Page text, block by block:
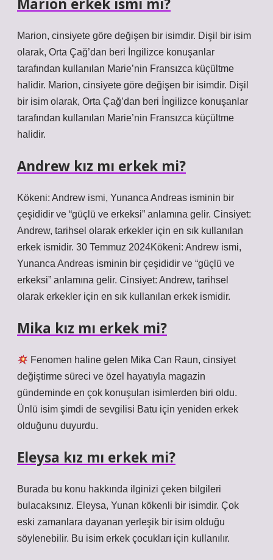
Marion erkek ismi mi?
Marion, cinsiyete göre değişen bir isimdir. Dişil bir isim
olarak, Orta Çağ’dan beri İngilizce konuşanlar
tarafından kullanılan Marie’nin Fransızca küçültme
halidir. Marion, cinsiyete göre değişen bir isimdir. Dişil
bir isim olarak, Orta Çağ’dan beri İngilizce konuşanlar
tarafından kullanılan Marie’nin Fransızca küçültme
halidir.
Andrew kız mı erkek mi?
Kökeni: Andrew ismi, Yunanca Andreas isminin bir
çeşididir ve “güçlü ve erkeksi” anlamına gelir. Cinsiyet:
Andrew, tarihsel olarak erkekler için en sık kullanılan
erkek ismidir. 30 Temmuz 2024Kökeni: Andrew ismi,
Yunanca Andreas isminin bir çeşididir ve “güçlü ve
erkeksi” anlamına gelir. Cinsiyet: Andrew, tarihsel
olarak erkekler için en sık kullanılan erkek ismidir.
Mika kız mı erkek mi?
Fenomen haline gelen Mika Can Raun, cinsiyet
değiştirme süreci ve özel hayatıyla magazin
gündeminde en çok konuşulan isimlerden biri oldu.
Ünlü isim şimdi de sevgilisi Batu için yeniden erkek
olduğunu duyurdu.
Eleysa kız mı erkek mi?
Burada bu konu hakkında ilginizi çeken bilgileri
bulacaksınız. Eleysa, Yunan kökenli bir isimdir. Çok
eski zamanlara dayanan yerleşik bir isim olduğu
söylenebilir. Bu isim erkek çocukları için kullanılır.